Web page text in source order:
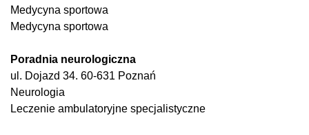
Medycyna sportowa
Medycyna sportowa
Poradnia neurologiczna
ul. Dojazd 34. 60-631 Poznań
Neurologia
Leczenie ambulatoryjne specjalistyczne